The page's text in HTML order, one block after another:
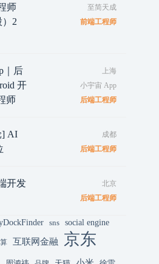
师
）2
至简天成
前端工程师
｜后
开
师
上海
小宇宙 App
后端工程师
] AI
成都
后端工程师
开发
北京
后端工程师
sns social engine
互联网金融 京东